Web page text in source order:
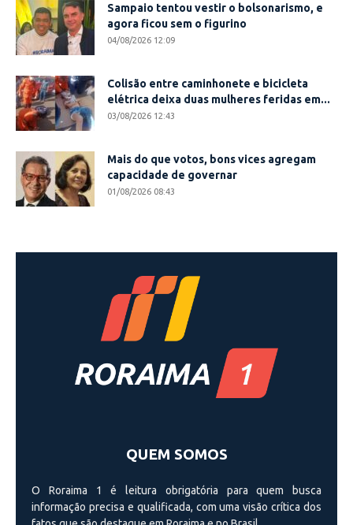
Sampaio tentou vestir o bolsonarismo, e
agora ficou sem o figurino
04/08/2026 12:09
Colisão entre caminhonete e bicicleta
elétrica deixa duas mulheres feridas em...
03/08/2026 12:43
Mais do que votos, bons vices agregam
capacidade de governar
01/08/2026 08:43
QUEM SOMOS
O Roraima 1 é leitura obrigatória para quem busca
informação precisa e qualificada, com uma visão crí­tica dos